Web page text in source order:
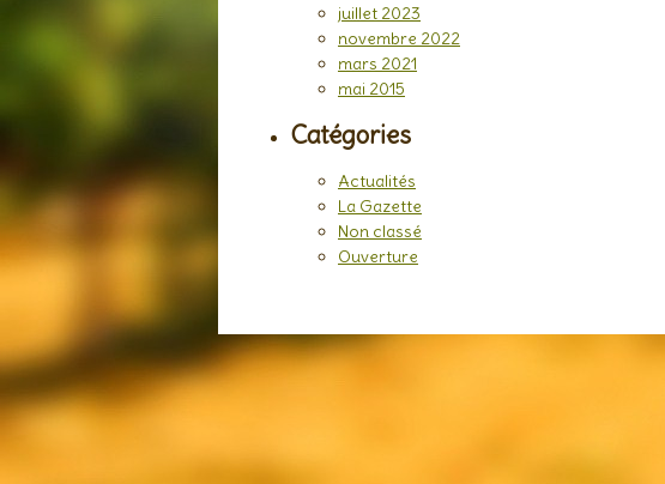
juillet 2023
novembre 2022
mars 2021
mai 2015
Catégories
Actualités
La Gazette
Non classé
Ouverture